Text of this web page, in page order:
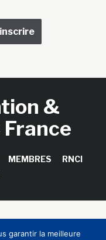
&
France
MEMBRES
RNCI
garantir la meilleure